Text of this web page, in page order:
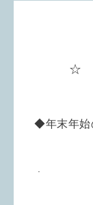
☆
◆年末年始